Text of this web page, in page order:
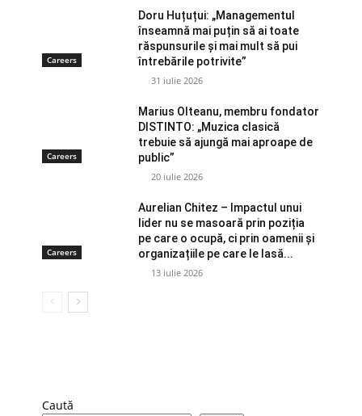
Careers
Doru Huțuțui: „Managementul
înseamnă mai puțin să ai toate
răspunsurile și mai mult să pui
întrebările potrivite”
31 iulie 2026
Careers
Marius Olteanu, membru fondator
DISTINTO: „Muzica clasică
trebuie să ajungă mai aproape de
public”
20 iulie 2026
Careers
Aurelian Chitez – Impactul unui
lider nu se masoară prin poziția
pe care o ocupă, ci prin oamenii și
organizațiile pe care le lasă...
13 iulie 2026
Caută